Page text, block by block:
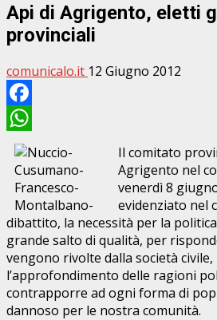
Api di Agrigento, eletti
provinciali
comunicalo.it 12 Giugno 2012
Facebook
WhatsApp
Il comitato
Agrigento nel
venerdì 8
evidenziato nel
dibattito, la necessità per la
grande salto di qualità, per
vengono rivolte dalla società civile,
l’approfondimento delle ragioni
contrapporre ad ogni forma di
dannoso per le nostra comunità.